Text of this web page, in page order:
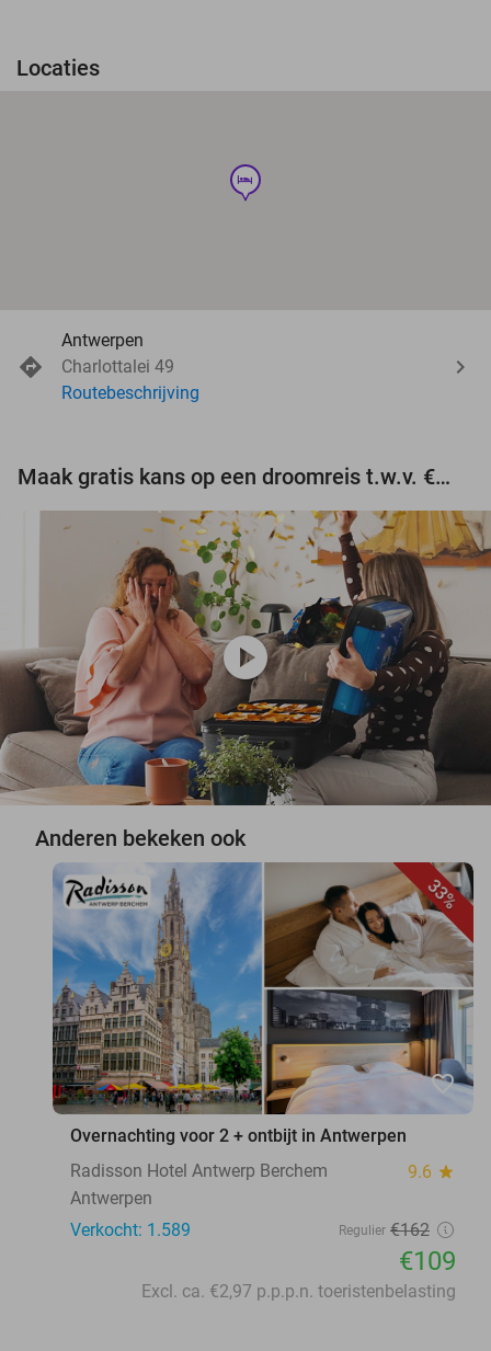
Locaties
hotel
Antwerpen
Charlottalei 49
Routebeschrijving
Maak gratis kans op een droomreis t.w.v. €3.000!
play_circle
Anderen bekeken ook
33%
favorite_border
Overnachting voor 2 + ontbijt in Antwerpen
Radisson Hotel Antwerp Berchem
9.6 star
Antwerpen
Verkocht: 1.589
Regulier €162
€109
Excl. ca. €2,97 p.p.p.n. toeristenbelasting